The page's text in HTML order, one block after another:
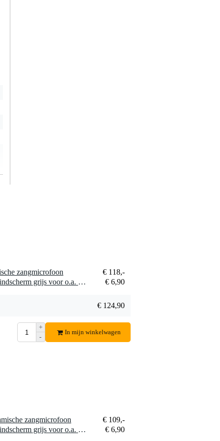
zangmicrofoon
€ 118,-
1 x Shure A58WS-GRA windscherm grijs voor o.a. SM58
€ 6,90
€ 124,90
+
-
In mijn winkelwagen
zangmicrofoon
€ 109,-
1 x Shure A58WS-GRA windscherm grijs voor o.a. SM58
€ 6,90